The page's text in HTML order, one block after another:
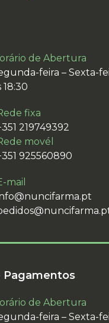
de Abertura
feira – Sexta-
18:30
fixa
219749392
movél
925560890
mail
Pagamentos
de Abertura
feira – Sexta-